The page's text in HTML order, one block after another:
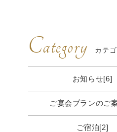
Category カテ
お知らせ[6]
ご宴会プランのご
ご宿泊[2]